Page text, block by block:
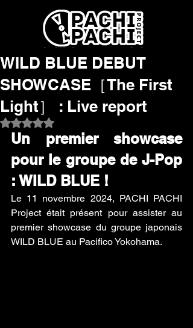
WILD BLUE DEBUT
SHOWCASE［The First
Light］ : Live report
Noté NaN étoiles sur 5.
Un premier showcase
pour le groupe de J-Pop
: WILD BLUE !
Le 11 novembre 2024, PACHI PACHI
Project était présent pour assister au
premier showcase du groupe japonais
WILD BLUE au Pacifico Yokohama.